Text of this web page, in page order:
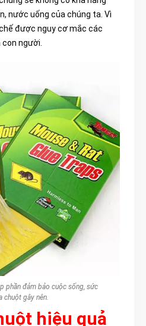
nước uống của chúng ta. Vì
được nguy cơ mắc các
con người.
phần đảm bảo cuộc sống, sức
chuột gây nên.
hiệu quả